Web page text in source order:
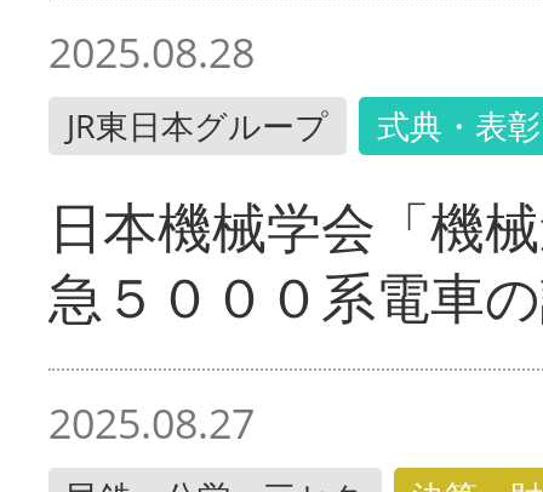
2025.08.28
JR東日本グループ 式典・表彰
日本機械学会「機
急５０００系電車
2025.08.27